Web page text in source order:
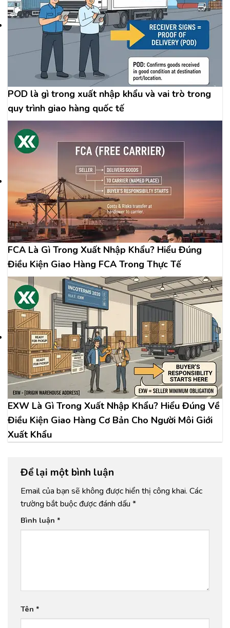
POD là gì trong xuất nhập khẩu và vai trò trong
quy trình giao hàng quốc tế
FCA Là Gì Trong Xuất Nhập Khẩu? Hiểu Đúng
Điều Kiện Giao Hàng FCA Trong Thực Tế
EXW Là Gì Trong Xuất Nhập Khẩu? Hiểu Đúng Về
Điều Kiện Giao Hàng Cơ Bản Cho Người Môi Giới
Xuất Khẩu
Để lại một bình luận
Email của bạn sẽ không được hiển thị công khai. Các
trường bắt buộc được đánh dấu *
Bình luận *
Tên *